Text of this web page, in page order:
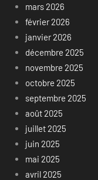
mars 2026
février 2026
janvier 2026
décembre 2025
novembre 2025
octobre 2025
septembre 2025
août 2025
juillet 2025
juin 2025
mai 2025
avril 2025